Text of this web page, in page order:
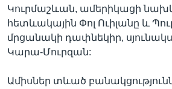
Կուրմաշևան, ամերիկացի
հետևակային Փոլ Ուիլանը և
մրցանակի դափնեկիր,
Կարա-Մուրզան:
Ամիսներ տևած